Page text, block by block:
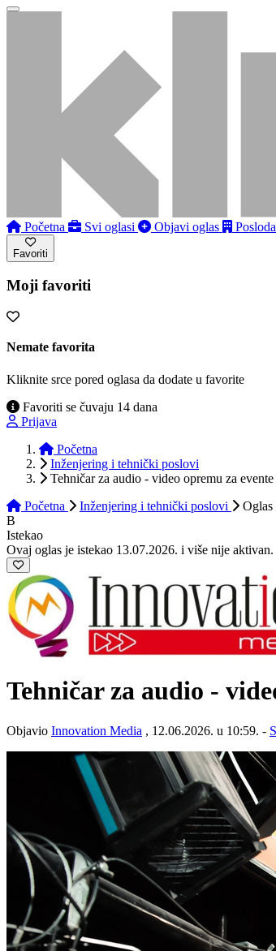
Početna Svi oglasi Objavi oglas
Favoriti
Moji favoriti
Nemate favorita
Kliknite srce pored oglasa da dodate u favorite
Favoriti se čuvaju 14 dana
Prijava
Početna
Inženjering i tehnički poslovi
Tehničar za audio - video opremu za
Početna
Inženjering i tehnički poslovi Oglas
B
Istekao
Ovaj oglas je istekao 13.07.2026. i više nije aktivan.
Tehničar za audio -
Objavio Innovation Media , 12.06.2026. u 10:59. -